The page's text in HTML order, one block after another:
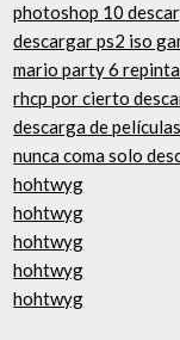
photoshop 10
descargar ps2 iso
mario party 6
rhcp por cierto
descarga de
nunca coma solo
hohtwyg
hohtwyg
hohtwyg
hohtwyg
hohtwyg